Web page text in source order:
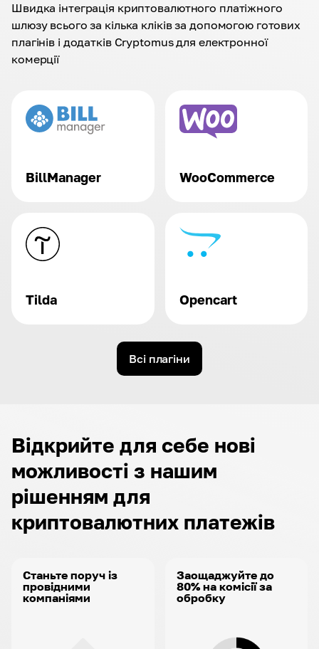
Швидка інтеграція криптовалютного платіжного
шлюзу всього за кілька кліків за допомогою готових
плагінів і додатків Cryptomus для електронної
комерції
BillManager WooCommerce
Tilda Opencart
Всі плагіни
Відкрийте для себе нові
можливості з нашим
рішенням для
криптовалютних платежів
Станьте поруч із
провідними
компаніями
Заощаджуйте до
80% на комісії за
обробку